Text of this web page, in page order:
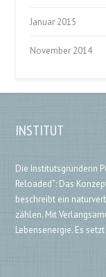
Januar 2015
November 2014
INSTITUT
Die Institutsgründerin
Reloaded“: Das
beschreibt ein
zählen. Mit
Lebensenergie. Es